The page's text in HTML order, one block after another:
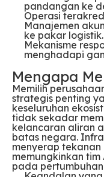
pandangan ke
Operasi
Manajemen
ke pakar logistik.
Mekanisme
menghadapi
Mengapa
Memilih
strategis penting
keseluruhan
tidak sekadar
kelancaran aliran
batas negara.
menyerap
memungkinkan tim
pada